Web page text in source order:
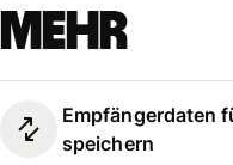
mehr
Empfängerdaten
speichern